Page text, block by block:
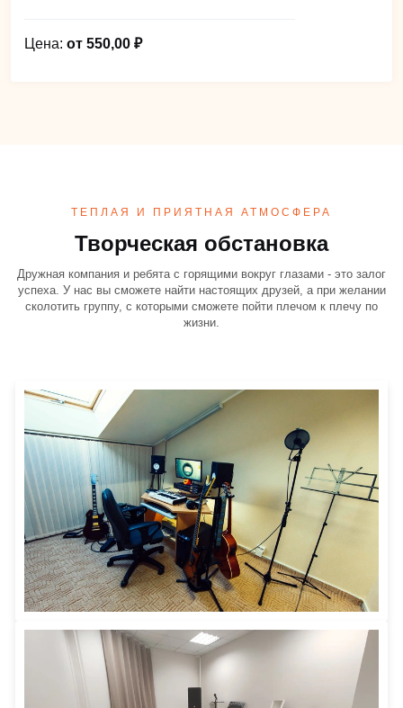
Цена: от 550,00 ₽
ТЕПЛАЯ И ПРИЯТНАЯ АТМОСФЕРА
Творческая обстановка
Дружная компания и ребята с горящими вокруг глазами - это залог
успеха. У нас вы сможете найти настоящих друзей, а при желании
сколотить группу, с которыми сможете пойти плечом к плечу по
жизни.